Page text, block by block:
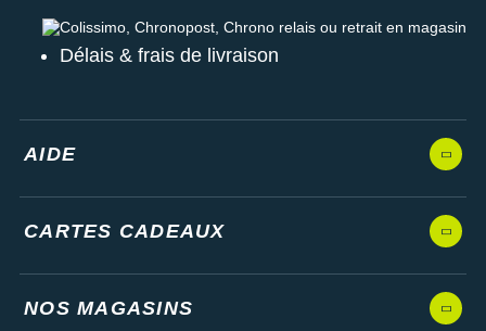
Colissimo, Chronopost, Chrono relais ou retrait en magasin
Délais & frais de livraison
AIDE
CARTES CADEAUX
NOS MAGASINS